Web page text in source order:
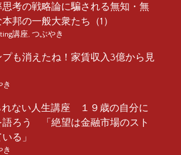
考の戦略論に騙される無知・無
邦の一般大衆たち（1）
講座, つぶやき
も消えたね！家賃収入3億から見
き
れない人生講座 １９歳の自分に
語ろう 「絶望は金融市場のスト
る」
き